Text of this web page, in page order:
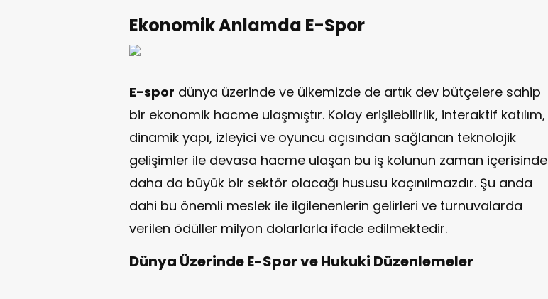
Ekonomik Anlamda E-Spor
E-spor dünya üzerinde ve ülkemizde de artık dev bütçelere sahip
bir ekonomik hacme ulaşmıştır. Kolay erişilebilirlik, interaktif katılım,
dinamik yapı, izleyici ve oyuncu açısından sağlanan teknolojik
gelişimler ile devasa hacme ulaşan bu iş kolunun zaman içerisinde
daha da büyük bir sektör olacağı hususu kaçınılmazdır. Şu anda
dahi bu önemli meslek ile ilgilenenlerin gelirleri ve turnuvalarda
verilen ödüller milyon dolarlarla ifade edilmektedir.
Dünya Üzerinde E-Spor ve Hukuki Düzenlemeler